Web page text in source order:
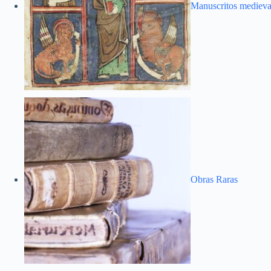
Manuscritos
Obras Raras